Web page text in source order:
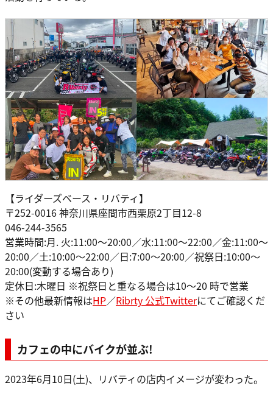
【ライダーズベース・リバティ】
〒252-0016 神奈川県座間市西栗原2丁目12-8
046-244-3565
営業時間:月. 火:11:00～20:00／水:11:00～22:00／金:11:00～
20:00／土:10:00～22:00／日:7:00～20:00／祝祭日:10:00〜
20:00(変動する場合あり)
定休日:木曜日 ※祝祭日と重なる場合は10～20 時で営業
※その他最新情報はHP／Ribrty 公式Twitterにてご確認くだ
さい
カフェの中にバイクが並ぶ!
2023年6月10日(土)、リバティの店内イメージが変わった。